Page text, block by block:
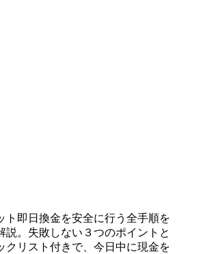
ト即日換金を安全に行う全手順を
説。失敗しない３つのポイントと
クリスト付きで、今日中に現金を